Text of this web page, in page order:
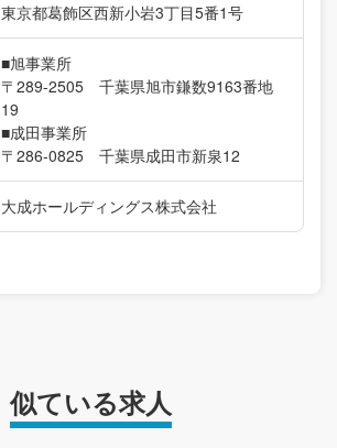
東京都葛飾区西新小岩3丁目5番1号
■旭事業所
〒289-2505 千葉県旭市鎌数9163番地
19
■成田事業所
〒286-0825 千葉県成田市新泉12
大成ホールディングス株式会社
似ている求人